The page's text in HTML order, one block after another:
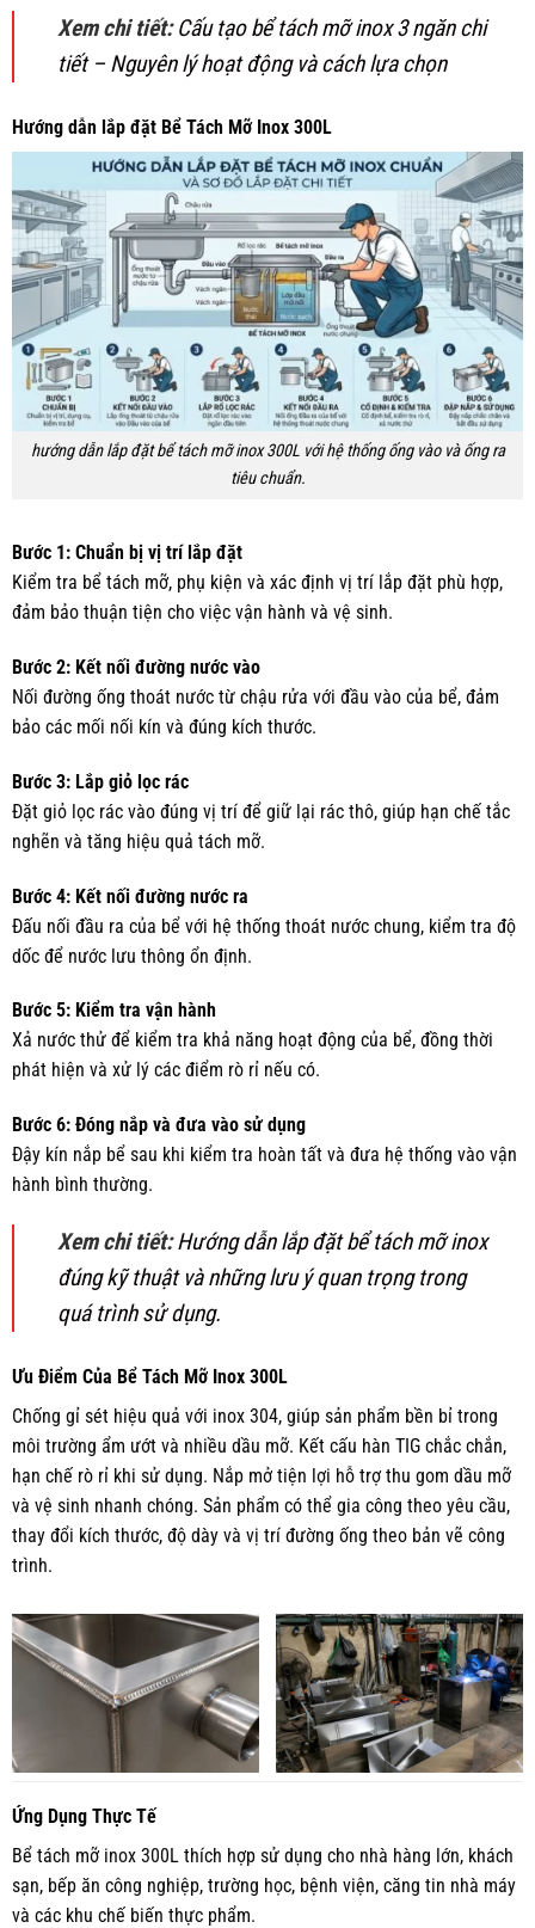
Xem chi tiết:Cấu tạo bể tách mỡ inox 3 ngăn chi
tiết – Nguyên lý hoạt động và cách lựa chọn
Hướng dẫn lắp đặt Bể Tách Mỡ Inox 300L
hướng dẫn lắp đặt bể tách mỡ inox 300L với hệ thống ống vào và ống ra
tiêu chuẩn.
Bước 1: Chuẩn bị vị trí lắp đặt
Kiểm tra bể tách mỡ, phụ kiện và xác định vị trí lắp đặt phù hợp,
đảm bảo thuận tiện cho việc vận hành và vệ sinh.
Bước 2: Kết nối đường nước vào
Nối đường ống thoát nước từ chậu rửa với đầu vào của bể, đảm
bảo các mối nối kín và đúng kích thước.
Bước 3: Lắp giỏ lọc rác
Đặt giỏ lọc rác vào đúng vị trí để giữ lại rác thô, giúp hạn chế tắc
nghẽn và tăng hiệu quả tách mỡ.
Bước 4: Kết nối đường nước ra
Đấu nối đầu ra của bể với hệ thống thoát nước chung, kiểm tra độ
dốc để nước lưu thông ổn định.
Bước 5: Kiểm tra vận hành
Xả nước thử để kiểm tra khả năng hoạt động của bể, đồng thời
phát hiện và xử lý các điểm rò rỉ nếu có.
Bước 6: Đóng nắp và đưa vào sử dụng
Đậy kín nắp bể sau khi kiểm tra hoàn tất và đưa hệ thống vào vận
hành bình thường.
Xem chi tiết: Hướng dẫn lắp đặt bể tách mỡ inox
đúng kỹ thuật và những lưu ý quan trọng trong
quá trình sử dụng.
Ưu Điểm Của Bể Tách Mỡ Inox 300L
Chống gỉ sét hiệu quả với inox 304, giúp sản phẩm bền bỉ trong
môi trường ẩm ướt và nhiều dầu mỡ. Kết cấu hàn TIG chắc chắn,
hạn chế rò rỉ khi sử dụng. Nắp mở tiện lợi hỗ trợ thu gom dầu mỡ
và vệ sinh nhanh chóng. Sản phẩm có thể gia công theo yêu cầu,
thay đổi kích thước, độ dày và vị trí đường ống theo bản vẽ công
trình.
Ứng Dụng Thực Tế
Bể tách mỡ inox 300L thích hợp sử dụng cho nhà hàng lớn, khách
sạn, bếp ăn công nghiệp, trường học, bệnh viện, căng tin nhà máy
và các khu chế biến thực phẩm.